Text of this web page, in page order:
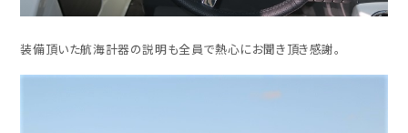
装備頂いた航海計器の説明も全員で熱心にお聞き頂き感謝。